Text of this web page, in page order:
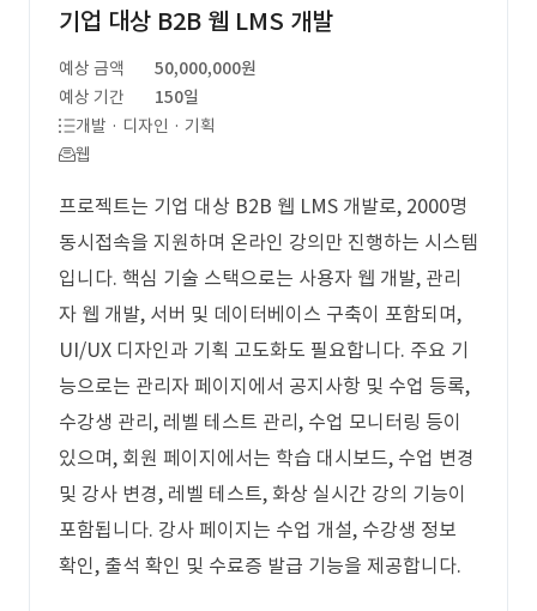
기업 대상 B2B 웹 LMS 개발
예상 금액
50,000,000원
예상 기간
150일
개발 · 디자인 · 기획
웹
프로젝트는 기업 대상 B2B 웹 LMS 개발로, 2000명
동시접속을 지원하며 온라인 강의만 진행하는 시스템
입니다. 핵심 기술 스택으로는 사용자 웹 개발, 관리
자 웹 개발, 서버 및 데이터베이스 구축이 포함되며,
UI/UX 디자인과 기획 고도화도 필요합니다. 주요 기
능으로는 관리자 페이지에서 공지사항 및 수업 등록,
수강생 관리, 레벨 테스트 관리, 수업 모니터링 등이
있으며, 회원 페이지에서는 학습 대시보드, 수업 변경
및 강사 변경, 레벨 테스트, 화상 실시간 강의 기능이
포함됩니다. 강사 페이지는 수업 개설, 수강생 정보
확인, 출석 확인 및 수료증 발급 기능을 제공합니다.